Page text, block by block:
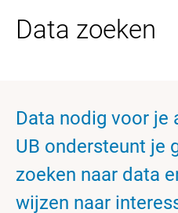
Data nodig voor je
UB ondersteunt je
zoeken naar data
wijzen naar